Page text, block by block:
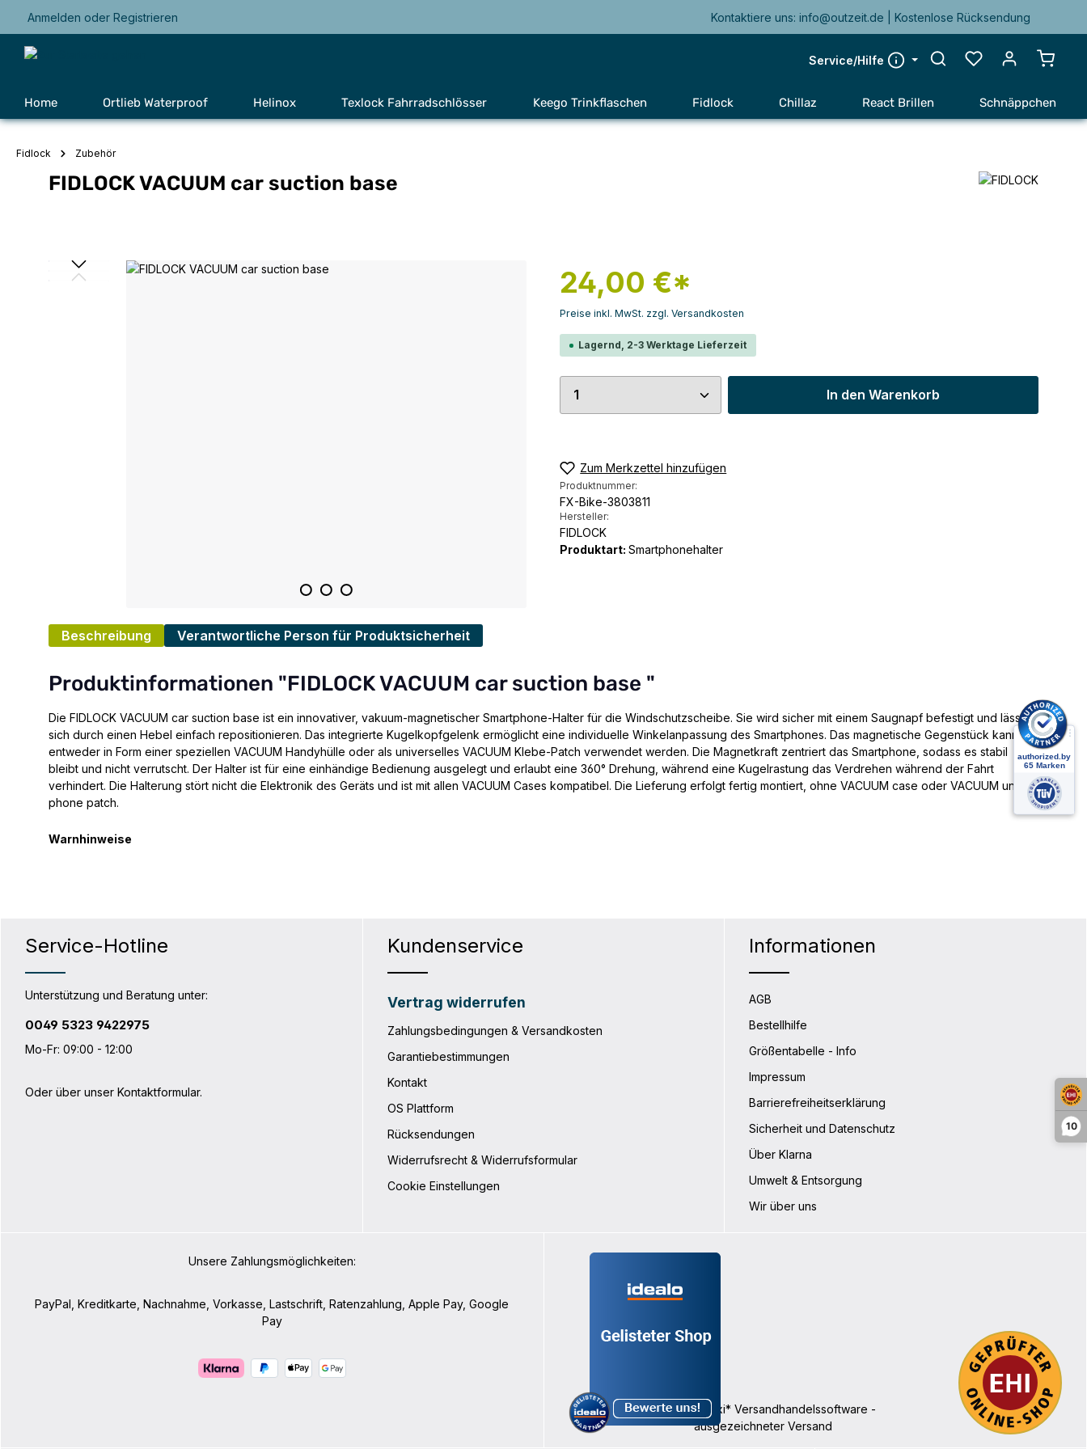
10
Hauptnavigation springen
Anmelden oder Registrieren Kontaktiere uns: info@outzeit.de | Kostenlose Rücksendung
Service/Hilfe
Home Ortlieb Waterproof Helinox Texlock Fahrradschlösser Keego Trinkflaschen Fidlock Chillaz React Brillen Schnäppchen
Fidlock Zubehör
FIDLOCK VACUUM car suction base
Bildergalerie überspringen 24,00 €*
Preise inkl. MwSt. zzgl. Versandkosten
Lagernd, 2-3 Werktage Lieferzeit
Produkt Anzahl: Gib den gewünschten Wert ein oder
In den Warenkorb
Zum Merkzettel hinzufügen
Produktnummer:
FX-Bike-3803811
Hersteller:
FIDLOCK
Produktart: Smartphonehalter
Beschreibung Verantwortliche Person für Produktsicherheit
Produktinformationen "FIDLOCK VACUUM car suction base "
Die FIDLOCK VACUUM car suction base ist ein innovativer, vakuum-magnetischer Smartphone-Halter für die Windschutzscheibe. Sie wird sicher mit einem Saugnapf befestigt und lässt
sich durch einen Hebel einfach repositionieren. Das integrierte Kugelkopfgelenk ermöglicht eine individuelle Winkelanpassung des Smartphones. Das magnetische Gegenstück kann
entweder in Form einer speziellen VACUUM Handyhülle oder als universelles VACUUM Klebe-Patch verwendet werden. Die Magnetkraft zentriert das Smartphone, sodass es stabil
bleibt und nicht verrutscht. Der Halter ist für eine einhändige Bedienung ausgelegt und erlaubt eine 360° Drehung, während eine Kugelrastung das Verdrehen während der Fahrt
verhindert. Die Halterung stört nicht die Elektronik des Geräts und ist mit allen VACUUM Cases kompatibel. Die Lieferung erfolgt fertig montiert, ohne VACUUM case oder VACUUM uni
phone patch.
Warnhinweise
Service-Hotline
Unterstützung und Beratung unter:
0049 5323 9422975
Mo-Fr: 09:00 - 12:00
Oder über unser Kontaktformular.
Kundenservice
Vertrag widerrufen
Zahlungsbedingungen & Versandkosten
Garantiebestimmungen
Kontakt
OS Plattform
Rücksendungen
Widerrufsrecht & Widerrufsformular
Cookie Einstellungen
Informationen
AGB
Bestellhilfe
Größentabelle - Info
Impressum
Barrierefreiheitserklärung
Sicherheit und Datenschutz
Über Klarna
Umwelt & Entsorgung
Wir über uns
Unsere Zahlungsmöglichkeiten:
PayPal, Kreditkarte, Nachnahme, Vorkasse, Lastschrift, Ratenzahlung, Apple Pay, Google
Pay